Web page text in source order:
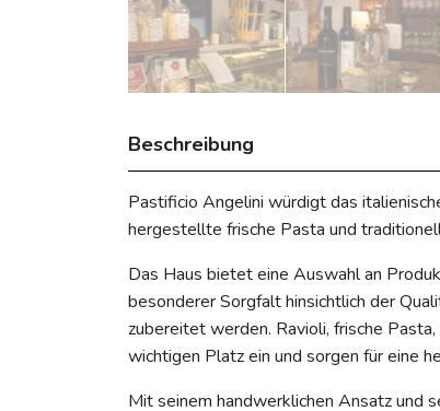
Beschreibung
Pastificio Angelini würdigt das
hergestellte frische Pasta und
Das Haus bietet eine Auswahl an
besonderer Sorgfalt hinsichtlich der
zubereitet werden. Ravioli, frische
wichtigen Platz ein und sorgen für eine
Mit seinem handwerklichen Ansatz und